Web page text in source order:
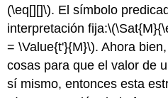
(\eq[][]\). El símbolo
interpretación fija:
= \Value{t'}{M}\). Ahora
cosas para que el valor de
sí mismo, entonces esta